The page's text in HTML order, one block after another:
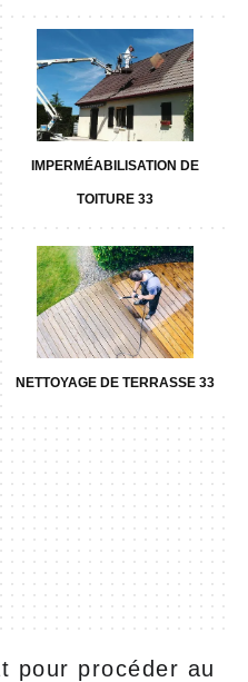
IMPERMÉABILISATION DE
TOITURE 33
NETTOYAGE DE TERRASSE 33
pour procéder au